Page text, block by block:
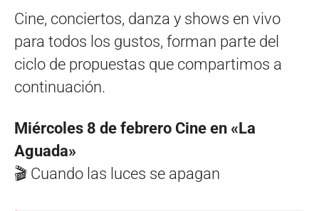
Cine, conciertos, danza y shows en vivo
para todos los gustos, forman parte del
ciclo de propuestas que compartimos a
continuación.
Miércoles 8 de febrero Cine en «La
Aguada»
🎬 Cuando las luces se apagan